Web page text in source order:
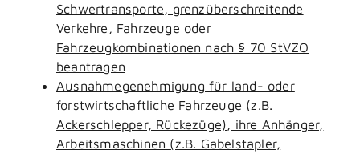
Schwertransporte, grenzüberschreitende
Verkehre, Fahrzeuge oder
Fahrzeugkombinationen nach § 70 StVZO
beantragen
Ausnahmegenehmigung für land- oder
forstwirtschaftliche Fahrzeuge (z.B.
Ackerschlepper, Rückezüge), ihre Anhänger,
Arbeitsmaschinen (z.B. Gabelstapler,